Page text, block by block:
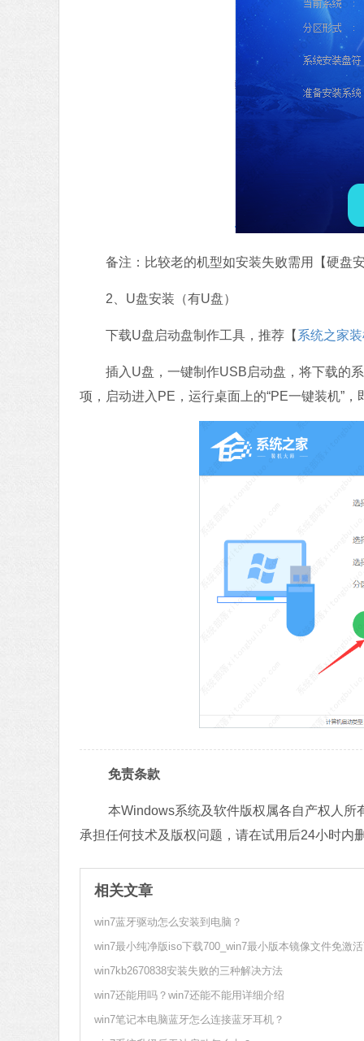
备注：比较老的机型如安装失败需用【硬盘
2、U盘安装（有U盘）
下载U盘启动盘制作工具，推荐【 系统之家
插入U盘，一键制作USB启动盘，将下载的系
项，启动进入PE，运行桌面上的“PE一键装机”
免责条款
本Windows系统及软件版权属各自产权人
承担任何技术及版权问题，请在试用后24小时内
相关文章
win7蓝牙驱动怎么安装到电脑？
win7最小纯净版iso下载700_win7最小版本镜像文件免激
win7kb2670838安装失败的三种解决方法
win7还能用吗？win7还能不能用详细介绍
win7笔记本电脑蓝牙怎么连接蓝牙耳机？